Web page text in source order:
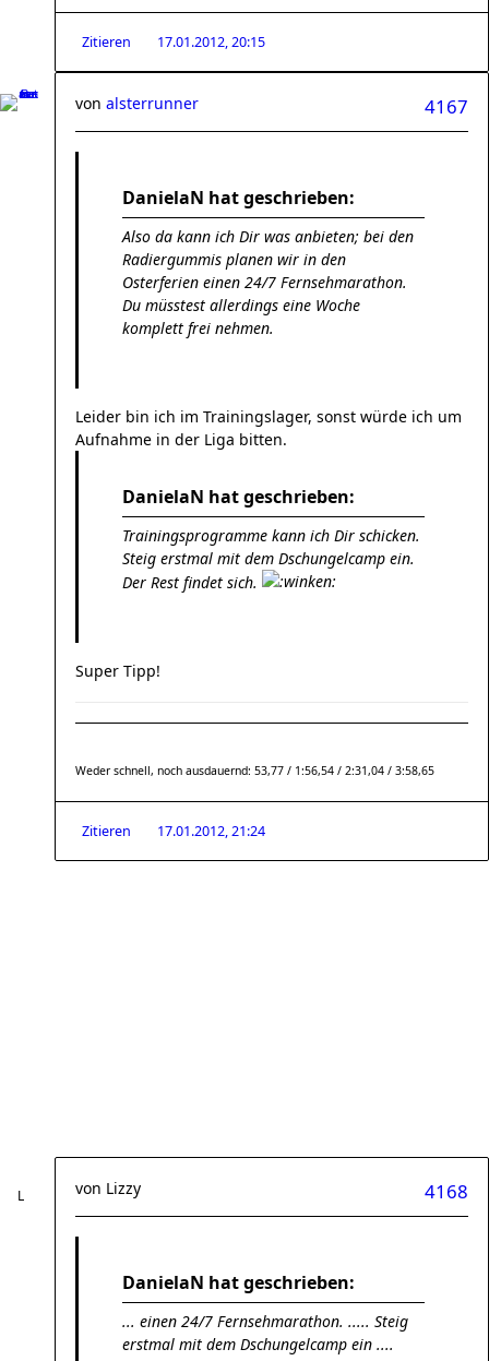
Zitieren 17.01.2012, 20:15
4167
von alsterrunner
DanielaN hat geschrieben:
Also da kann ich Dir was anbieten; bei den
Radiergummis planen wir in den
Osterferien einen 24/7 Fernsehmarathon.
Du müsstest allerdings eine Woche
komplett frei nehmen.
Leider bin ich im Trainingslager, sonst würde ich um
Aufnahme in der Liga bitten.
DanielaN hat geschrieben:
Trainingsprogramme kann ich Dir schicken.
Steig erstmal mit dem Dschungelcamp ein.
Der Rest findet sich.
Super Tipp!
Weder schnell, noch ausdauernd: 53,77 / 1:56,54 / 2:31,04 / 3:58,65
Zitieren 17.01.2012, 21:24
4168
von Lizzy
DanielaN hat geschrieben:
... einen 24/7 Fernsehmarathon. ..... Steig
erstmal mit dem Dschungelcamp ein ....